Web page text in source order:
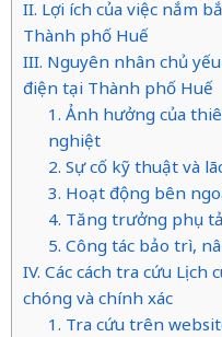
II. Lợi ích của việc nắm
Thành phố Huế
III. Nguyên nhân chủ
điện tại Thành phố Huế
1. Ảnh hưởng của
nghiệt
2. Sự cố kỹ thuật và
3. Hoạt động bên
4. Tăng trưởng phụ
5. Công tác bảo trì,
IV. Các cách tra cứu
chóng và chính xác
1. Tra cứu trên